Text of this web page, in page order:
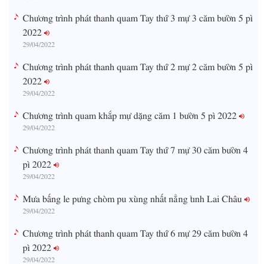
Chương trình phát thanh quam Tay thứ 3 mự 3 căm bườn 5 pì
2022
29/04/2022
Chương trình phát thanh quam Tay thứ 2 mự 2 căm bườn 5 pì
2022
29/04/2022
Chương trình quam khắp mự dặng căm 1 bườn 5 pì 2022
29/04/2022
Chương trình phát thanh quam Tay thứ 7 mự 30 căm bườn 4
pì 2022
29/04/2022
Mưa bấng le pưng chòm pu xùng nhất nẳng tỉnh Lai Châu
29/04/2022
Chương trình phát thanh quam Tay thứ 6 mự 29 căm bườn 4
pì 2022
29/04/2022